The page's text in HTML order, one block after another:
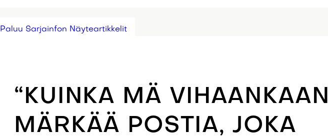
Paluu Sarjainfon Näyteartikkelit
“KUINKA MÄ VIHAANKAAN
MÄRKÄÄ POSTIA, JOKA